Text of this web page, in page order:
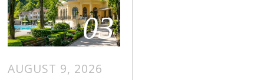
03
AUGUST 9, 2026